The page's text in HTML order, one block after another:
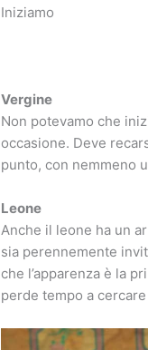
Iniziamo
Vergine
Non potevamo che
occasione. Deve
punto, con nemmeno
Leone
Anche il leone ha un
sia perennemente
che l’apparenza è la
perde tempo a